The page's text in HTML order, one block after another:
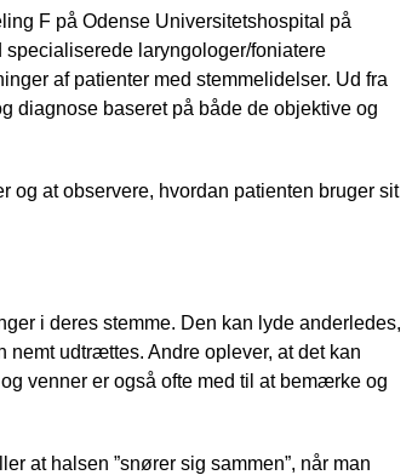
F på Odense Universitetshospital på
specialiserede laryngologer/foniatere
af patienter med stemmelidelser. Ud fra
diagnose baseret på både de objektive og
og at observere, hvordan patienten bruger sit
i deres stemme. Den kan lyde anderledes,
udtrættes. Andre oplever, at det kan
venner er også ofte med til at bemærke og
at halsen ”snører sig sammen”, når man